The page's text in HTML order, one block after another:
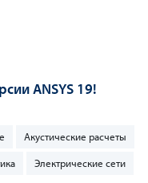
ANSYS 19!
Акустические расчеты
Электрические сети